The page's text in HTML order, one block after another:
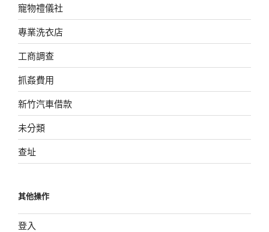
寵物禮儀社
專業洗衣店
工商調查
抓姦費用
新竹汽車借款
未分類
查址
其他操作
登入